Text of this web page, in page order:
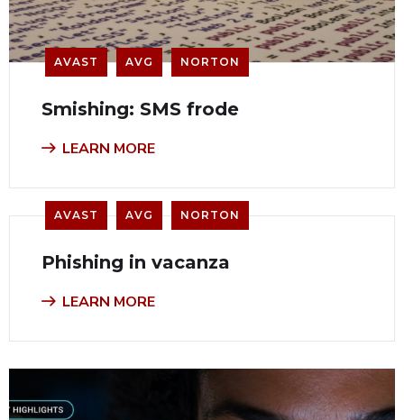
AVAST AVG NORTON
Smishing: SMS frode
LEARN MORE
AVAST AVG NORTON
Phishing in vacanza
LEARN MORE